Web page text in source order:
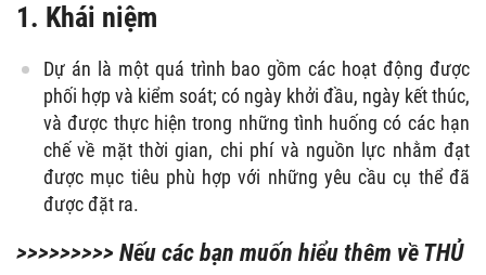
1. Khái niệm
Dự án là một quá trình bao gồm các hoạt động được
phối hợp và kiểm soát; có ngày khởi đầu, ngày kết thúc,
và được thực hiện trong những tình huống có các hạn
chế về mặt thời gian, chi phí và nguồn lực nhằm đạt
được mục tiêu phù hợp với những yêu cầu cụ thể đã
được đặt ra.
>>>>>>>>> Nếu các bạn muốn hiểu thêm vềTHỦ